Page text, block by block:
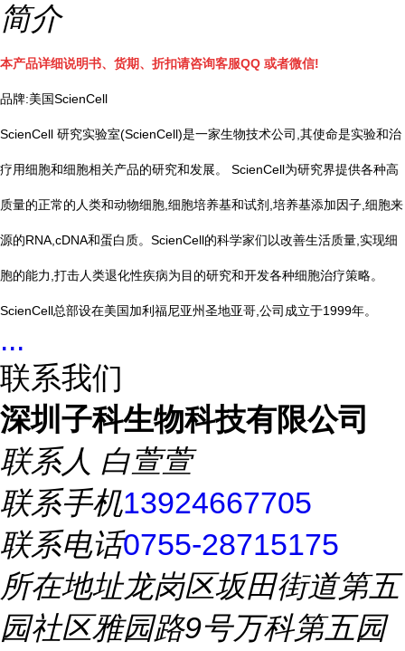
简介
本产品详细说明书、货期、折扣请咨询客服QQ 或者微信!
品牌:美国ScienCell
ScienCell 研究实验室(ScienCell)是一家生物技术公司,其使命是实验和治
疗用细胞和细胞相关产品的研究和发展。 ScienCell为研究界提供各种高
质量的正常的人类和动物细胞,细胞培养基和试剂,培养基添加因子,细胞来
源的RNA,cDNA和蛋白质。ScienCell的科学家们以改善生活质量,实现细
胞的能力,打击人类退化性疾病为目的研究和开发各种细胞治疗策略。
ScienCell总部设在美国加利福尼亚州圣地亚哥,公司成立于1999年。
...
联系我们
深圳子科生物科技有限公司
联系人 白萱萱
联系手机13924667705
联系电话0755-28715175
所在地址龙岗区坂田街道第五
园社区雅园路9号万科第五园